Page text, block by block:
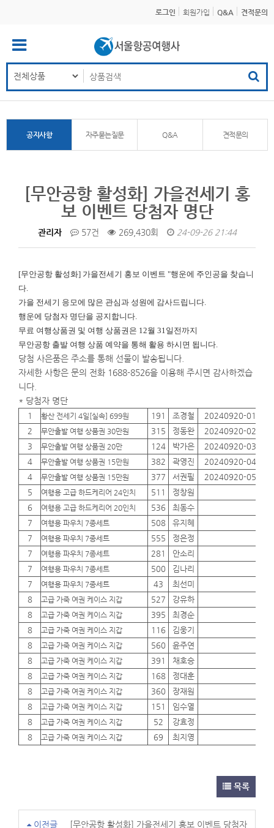
로그인 회원가입 Q&A 견적문의
공지사항 자주묻는질문 Q&A 견적문의
[무안공항 활성화] 가을전세기 홍
보 이벤트 당첨자 명단
관리자 57건 269,430회 24-09-26 21:44
[무안공항 활성화] 가을전세기 홍보 이벤트 "행운에 주인공을 찾습니
다.
가을 전세기 응모에 많은 관심과 성원에 감사드립니다.
행운에 당첨자 명단을 공지합니다.
무료 여행상품권 및 여행 상품권은 12월 31일전까지
무안공항 출발 여행 상품 예약을 통해 활용 하시면 됩니다.
당첨 사은품은 주소를 통해 선물이 발송됩니다.
자세한 사항은 문의 전화 1688-8526을 이용해 주시면 감사하겠습
니다.
* 당첨자 명단
1 황산 전세기 4일[실속] 699원 191 조경철 20240920-01
2
무안출발 여행 상품권 30만원 315 정동완 20240920-02
3
무안출발 여행 상품권 20만 124 박가은 20240920-03
4
무안출발 여행 상품권 15만원 382 곽영진 20240920-04
4
무안출발 여행 상품권 15만원 377 서권필 20240920-05
5
여행용 고급 하드케리어 24인치 511 정창원
6
여행용 고급 하드케리어 20인치 536 최동수
7
여행용 파우치 7종세트 508 유지혜
7
여행용 파우치 7종세트 555 정은정
7
여행용 파우치 7종세트 281 안소리
7
여행용 파우치 7종세트 500 김나리
7
여행용 파우치 7종세트 43 최선미
8
고급 가죽 여권 케이스 지갑 527 강유하
8
고급 가죽 여권 케이스 지갑 395 최경순
8
고급 가죽 여권 케이스 지갑 116 김웅기
8
고급 가죽 여권 케이스 지갑 560 윤주연
8
고급 가죽 여권 케이스 지갑 391 채호승
8
고급 가죽 여권 케이스 지갑 168 정대훈
8
고급 가죽 여권 케이스 지갑 360 장재원
8
고급 가죽 여권 케이스 지갑 151 임수열
8
고급 가죽 여권 케이스 지갑 52 강효정
8
고급 가죽 여권 케이스 지갑 69 최지영
목록
이전글
[무안공항 활성화] 가을전세기 홍보 이벤트 당첨자